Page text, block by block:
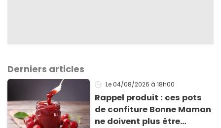
Derniers articles
Le 04/08/2026 à 18h00
Rappel produit : ces pots
de confiture Bonne Maman
ne doivent plus être